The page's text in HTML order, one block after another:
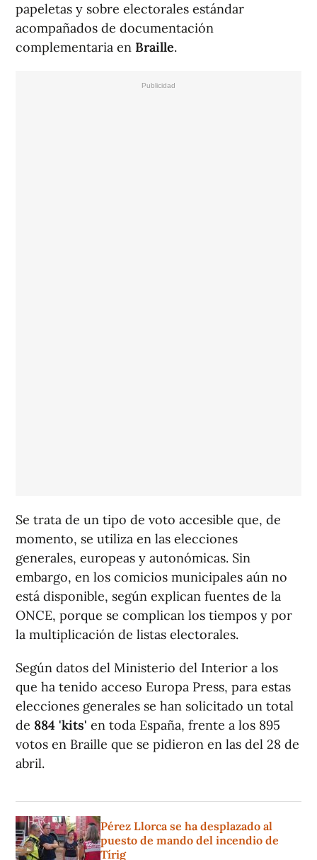
papeletas y sobre electorales estándar
acompañados de documentación
complementaria en Braille.
Se trata de un tipo de voto accesible que, de
momento, se utiliza en las elecciones
generales, europeas y autonómicas. Sin
embargo, en los comicios municipales aún no
está disponible, según explican fuentes de la
ONCE, porque se complican los tiempos y por
la multiplicación de listas electorales.
Según datos del Ministerio del Interior a los
que ha tenido acceso Europa Press, para estas
elecciones generales se han solicitado un total
de 884 'kits' en toda España, frente a los 895
votos en Braille que se pidieron en las del 28 de
abril.
Pérez Llorca se ha desplazado al
puesto de mando del incendio de
Tírig